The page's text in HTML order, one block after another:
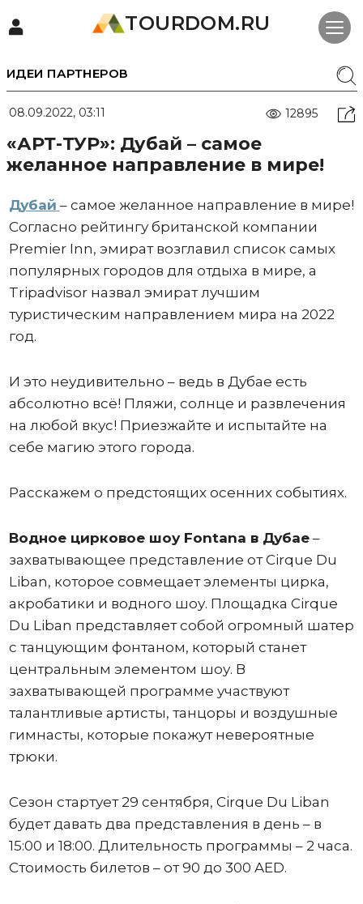
TOURDOM.RU
ИДЕИ ПАРТНЕРОВ
08.09.2022, 03:11 12895
«АРТ-ТУР»: Дубай – самое
желанное направление в мире!
Дубай – самое желанное направление в мире!
Согласно рейтингу британской компании
Premier Inn, эмират возглавил список самых
популярных городов для отдыха в мире, а
Tripadvisor назвал эмират лучшим
туристическим направлением мира на 2022
год.
И это неудивительно – ведь в Дубае есть
абсолютно всё! Пляжи, солнце и развлечения
на любой вкус! Приезжайте и испытайте на
себе магию этого города.
Расскажем о предстоящих осенних событиях.
Водное цирковое шоу Fontana в Дубае–
захватывающее представление от Cirque Du
Liban, которое совмещает элементы цирка,
акробатики и водного шоу. Площадка Cirque
Du Liban представляет собой огромный шатер
с танцующим фонтаном, который станет
центральным элементом шоу. В
захватывающей программе участвуют
талантливые артисты, танцоры и воздушные
гимнасты, которые покажут невероятные
трюки.
Сезон стартует 29 сентября, Cirque Du Liban
будет давать два представления в день – в
15:00 и 18:00. Длительность программы – 2 часа.
Стоимость билетов – от 90 до 300 AED.